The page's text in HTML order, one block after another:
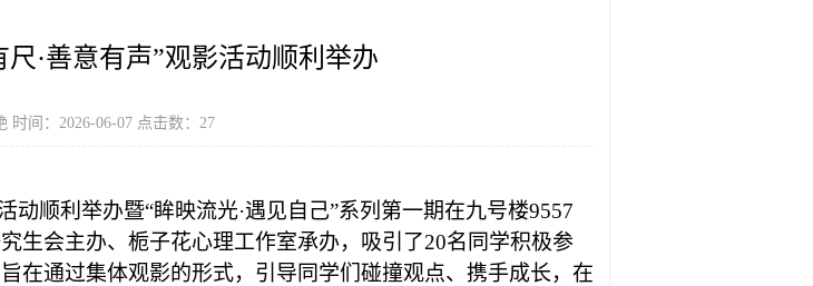
·善意有声”观影活动顺利举办
时间：2026-06-07 点击数： 27
动顺利举办暨“眸映流光·遇见自己”系列第一期在九号楼9557
生会主办、栀子花心理工作室承办，吸引了20名同学积极参
旨在通过集体观影的形式，引导同学们碰撞观点、携手成长，在